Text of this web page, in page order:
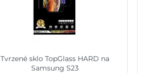
Tvrzené sklo TopGlass HARD na
Samsung S23